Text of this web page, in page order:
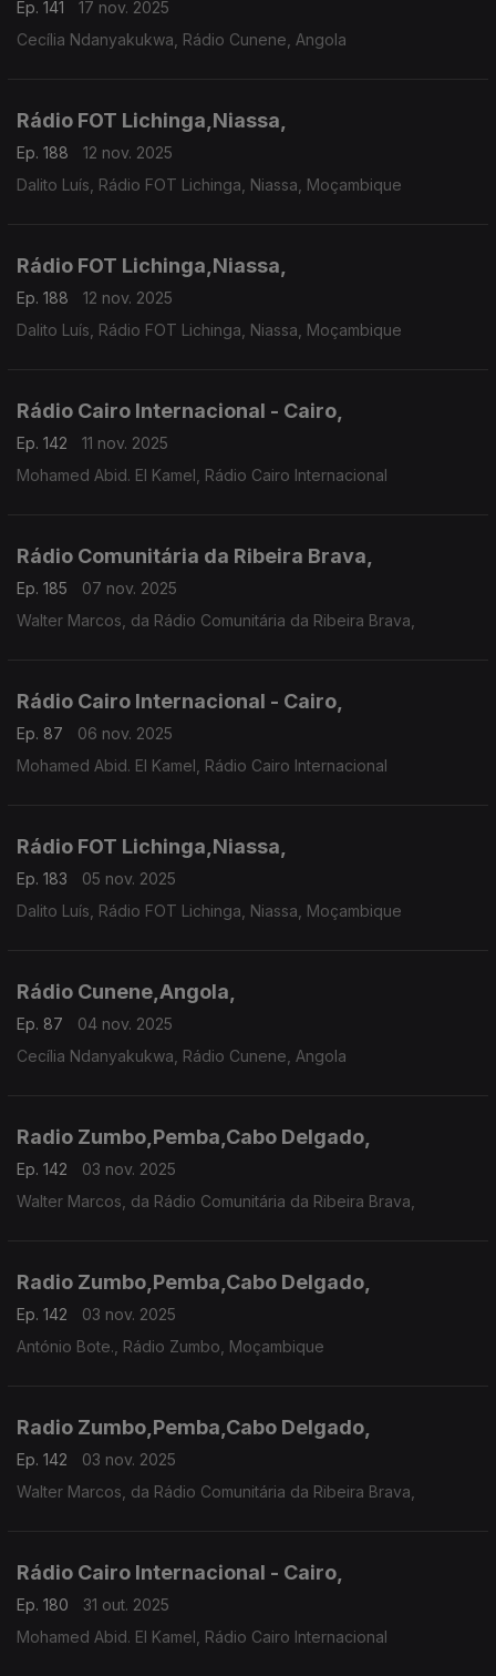
Ep. 141
17 nov. 2025
Cecília Ndanyakukwa, Rádio Cunene, Angola
Rádio FOT Lichinga,Niassa,
Ep. 188
12 nov. 2025
Dalito Luís, Rádio FOT Lichinga, Niassa, Moçambique
Rádio FOT Lichinga,Niassa,
Ep. 188
12 nov. 2025
Dalito Luís, Rádio FOT Lichinga, Niassa, Moçambique
Rádio Cairo Internacional - Cairo,
Ep. 142
11 nov. 2025
Mohamed Abid. El Kamel, Rádio Cairo Internacional
Rádio Comunitária da Ribeira Brava,
Ep. 185
07 nov. 2025
Walter Marcos, da Rádio Comunitária da Ribeira Brava,
Rádio Cairo Internacional - Cairo,
Ep. 87
06 nov. 2025
Mohamed Abid. El Kamel, Rádio Cairo Internacional
Rádio FOT Lichinga,Niassa,
Ep. 183
05 nov. 2025
Dalito Luís, Rádio FOT Lichinga, Niassa, Moçambique
Rádio Cunene,Angola,
Ep. 87
04 nov. 2025
Cecília Ndanyakukwa, Rádio Cunene, Angola
Radio Zumbo,Pemba,Cabo Delgado,
Ep. 142
03 nov. 2025
Walter Marcos, da Rádio Comunitária da Ribeira Brava,
Radio Zumbo,Pemba,Cabo Delgado,
Ep. 142
03 nov. 2025
António Bote., Rádio Zumbo, Moçambique
Radio Zumbo,Pemba,Cabo Delgado,
Ep. 142
03 nov. 2025
Walter Marcos, da Rádio Comunitária da Ribeira Brava,
Rádio Cairo Internacional - Cairo,
Ep. 180
31 out. 2025
Mohamed Abid. El Kamel, Rádio Cairo Internacional